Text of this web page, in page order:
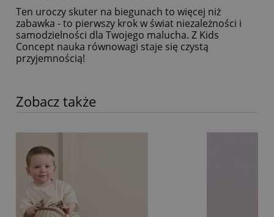
Ten uroczy skuter na biegunach to więcej niż
zabawka - to pierwszy krok w świat niezależności i
samodzielności dla Twojego malucha. Z Kids
Concept nauka równowagi staje się czystą
przyjemnością!
Zobacz także